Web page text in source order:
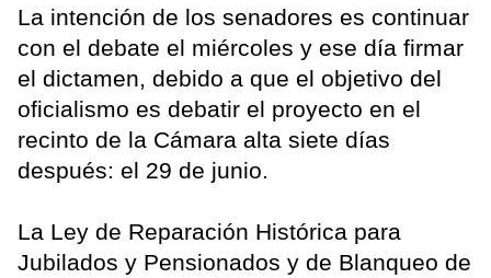
La intención de los senadores es continuar
con el debate el miércoles y ese día firmar
el dictamen, debido a que el objetivo del
oficialismo es debatir el proyecto en el
recinto de la Cámara alta siete días
después: el 29 de junio.
La Ley de Reparación Histórica para
Jubilados y Pensionados y de Blanqueo de